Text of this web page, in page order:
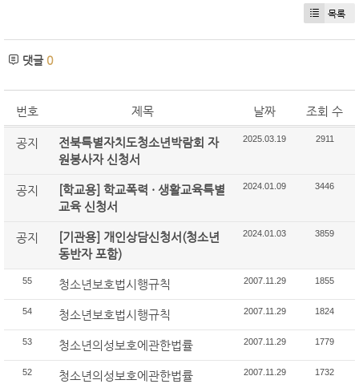
목록
댓글 0
번호 제목 날짜 조회 수
공지
전북특별자치도청소년박람회 자
원봉사자 신청서
2025.03.19 2911
공지
[학교용] 학교폭력 · 생활교육특별
교육 신청서
2024.01.09 3446
공지
[기관용] 개인상담신청서(청소년
동반자 포함)
2024.01.03 3859
55 청소년보호법시행규칙 2007.11.29 1855
54 청소년보호법시행규칙 2007.11.29 1824
53 청소년의성보호에관한법률 2007.11.29 1779
52 청소년의성보호에관한법률 2007.11.29 1732